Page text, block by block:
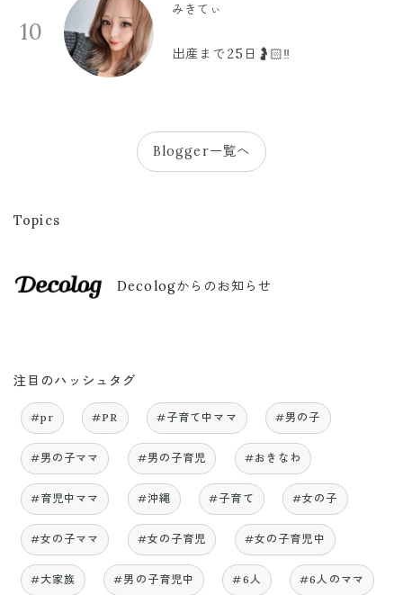
10
みきてぃ
出産まで25日🤰🏻‼️
Blogger一覧へ
Topics
Decologからのお知らせ
注目のハッシュタグ
#pr #PR #子育て中ママ #男の子
#男の子ママ #男の子育児 #おきなわ
#育児中ママ #沖縄 #子育て #女の子
#女の子ママ #女の子育児 #女の子育児中
#大家族 #男の子育児中 #6人 #6人のママ